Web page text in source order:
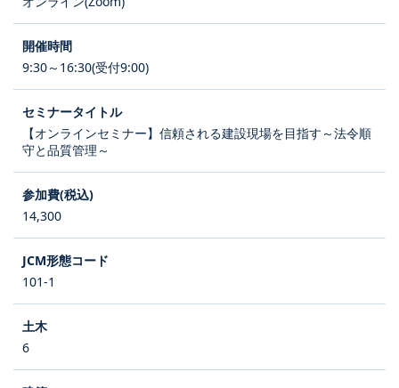
9:30～16:30(受付9:00)
【オンラインセミナー】信頼される建設現場を目指す～法令順
守と品質管理～
14,300
101-1
6